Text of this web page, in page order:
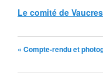
Le comité de
« Compte-rendu et